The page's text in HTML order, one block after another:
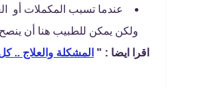
عندما تسبب المكملات أو
ولكن يمكن للطبيب هنا أن
اقرا ايضا : " المشكلة والعلاج ..